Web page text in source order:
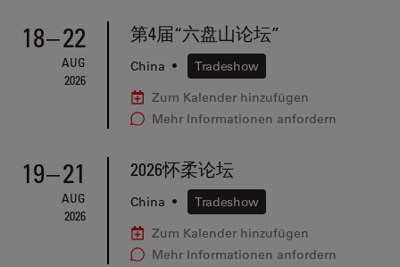
18–22
AUG
2026
第4届“六盘山论坛”
China •
Tradeshow
Zum Kalender hinzufügen
Mehr Informationen anfordern
19–21
AUG
2026
2026怀柔论坛
China •
Tradeshow
Zum Kalender hinzufügen
Mehr Informationen anfordern